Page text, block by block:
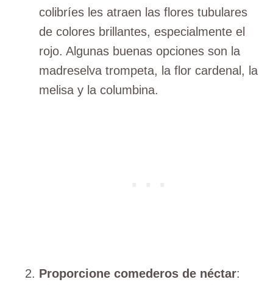
colibríes les atraen las flores tubulares
de colores brillantes, especialmente el
rojo. Algunas buenas opciones son la
madreselva trompeta, la flor cardenal, la
melisa y la columbina.
Proporcione comederos de néctar: